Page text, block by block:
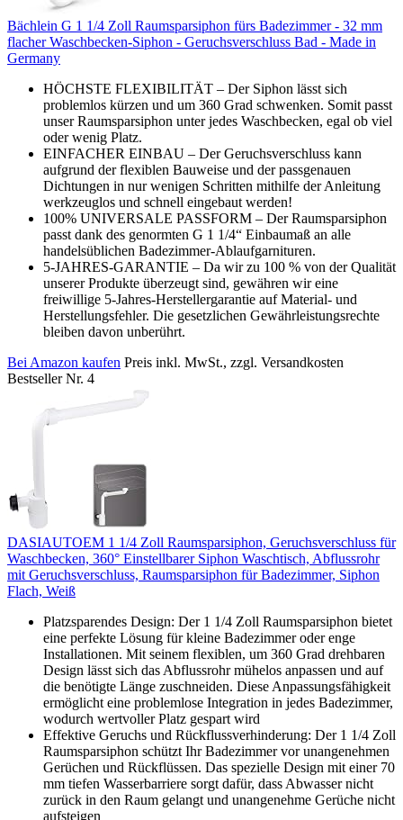
Bächlein G 1 1/4 Zoll Raumsparsiphon fürs Badezimmer - 32 mm
flacher Waschbecken-Siphon - Geruchsverschluss Bad - Made in
Germany
HÖCHSTE FLEXIBILITÄT – Der Siphon lässt sich
problemlos kürzen und um 360 Grad schwenken. Somit passt
unser Raumsparsiphon unter jedes Waschbecken, egal ob viel
oder wenig Platz.
EINFACHER EINBAU – Der Geruchsverschluss kann
aufgrund der flexiblen Bauweise und der passgenauen
Dichtungen in nur wenigen Schritten mithilfe der Anleitung
werkzeuglos und schnell eingebaut werden!
100% UNIVERSALE PASSFORM – Der Raumsparsiphon
passt dank des genormten G 1 1/4“ Einbaumaß an alle
handelsüblichen Badezimmer-Ablaufgarnituren.
5-JAHRES-GARANTIE – Da wir zu 100 % von der Qualität
unserer Produkte überzeugt sind, gewähren wir eine
freiwillige 5-Jahres-Herstellergarantie auf Material- und
Herstellungsfehler. Die gesetzlichen Gewährleistungsrechte
bleiben davon unberührt.
Bei Amazon kaufen Preis inkl. MwSt., zzgl. Versandkosten
Bestseller Nr. 4
DASIAUTOEM 1 1/4 Zoll Raumsparsiphon, Geruchsverschluss für
Waschbecken, 360° Einstellbarer Siphon Waschtisch, Abflussrohr
mit Geruchsverschluss, Raumsparsiphon für Badezimmer, Siphon
Flach, Weiß
Platzsparendes Design: Der 1 1/4 Zoll Raumsparsiphon bietet
eine perfekte Lösung für kleine Badezimmer oder enge
Installationen. Mit seinem flexiblen, um 360 Grad drehbaren
Design lässt sich das Abflussrohr mühelos anpassen und auf
die benötigte Länge zuschneiden. Diese Anpassungsfähigkeit
ermöglicht eine problemlose Integration in jedes Badezimmer,
wodurch wertvoller Platz gespart wird
Effektive Geruchs und Rückflussverhinderung: Der 1 1/4 Zoll
Raumsparsiphon schützt Ihr Badezimmer vor unangenehmen
Gerüchen und Rückflüssen. Das spezielle Design mit einer 70
mm tiefen Wasserbarriere sorgt dafür, dass Abwasser nicht
zurück in den Raum gelangt und unangenehme Gerüche nicht
aufsteigen